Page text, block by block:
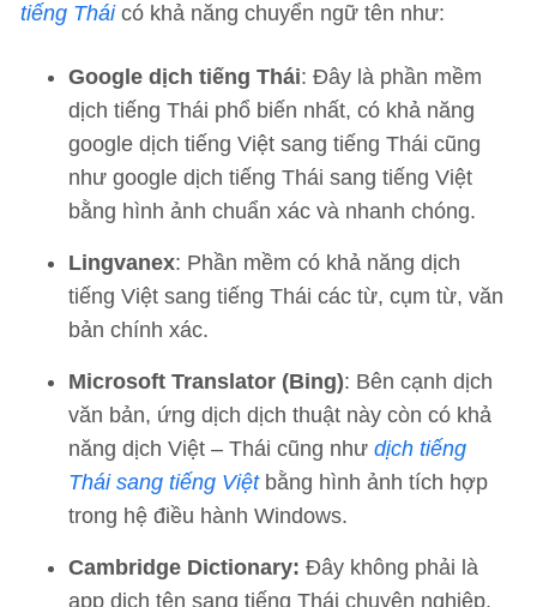
tiếng Thái có khả năng chuyển ngữ tên như:
Google dịch tiếng Thái: Đây là phần mềm
dịch tiếng Thái phổ biến nhất, có khả năng
google dịch tiếng Việt sang tiếng Thái cũng
như google dịch tiếng Thái sang tiếng Việt
bằng hình ảnh chuẩn xác và nhanh chóng.
Lingvanex: Phần mềm có khả năng dịch
tiếng Việt sang tiếng Thái các từ, cụm từ, văn
bản chính xác.
Microsoft Translator (Bing): Bên cạnh dịch
văn bản, ứng dịch dịch thuật này còn có khả
năng dịch Việt – Thái cũng như dịch tiếng
Thái sang tiếng Việtbằng hình ảnh tích hợp
trong hệ điều hành Windows.
Cambridge Dictionary: Đây không phải là
app dịch tên sang tiếng Thái chuyên nghiệp.